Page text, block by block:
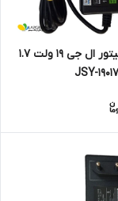
آداپتور مانیتور ال جی 19 ولت 1.7